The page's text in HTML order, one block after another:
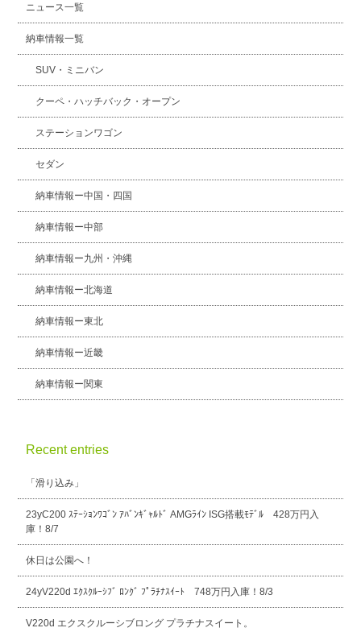
ニュース一覧
納車情報一覧
SUV・ミニバン
クーペ・ハッチバック・オープン
ステーションワゴン
セダン
納車情報ー中国・四国
納車情報ー中部
納車情報ー九州・沖縄
納車情報ー北海道
納車情報ー東北
納車情報ー近畿
納車情報ー関東
Recent entries
「滑り込み」
23yC200 ｽﾃｰｼｮﾝﾜｺﾞﾝ ｱﾊﾞﾝｷﾞｬﾙﾄﾞ AMGﾗｲﾝ ISG搭載ﾓﾃﾞﾙ 428万円入
庫！8/7
休日は公園へ！
24yV220d ｴｸｽｸﾙｰｼﾌﾞ ﾛﾝｸﾞ ﾌﾟﾗﾁﾅｽｲｰﾄ 748万円入庫！8/3
V220d エクスクルーシブロング プラチナスイート。